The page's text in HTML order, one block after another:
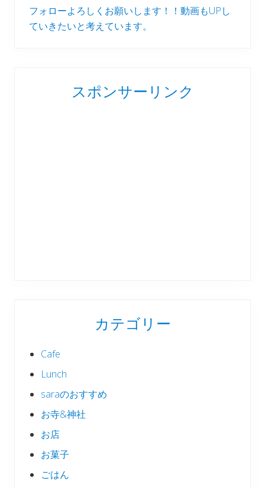
フォローよろしくお願いします！！動画もUPし
ていきたいと考えています。
スポンサーリンク
カテゴリー
Cafe
Lunch
saraのおすすめ
お寺&神社
お店
お菓子
ごはん